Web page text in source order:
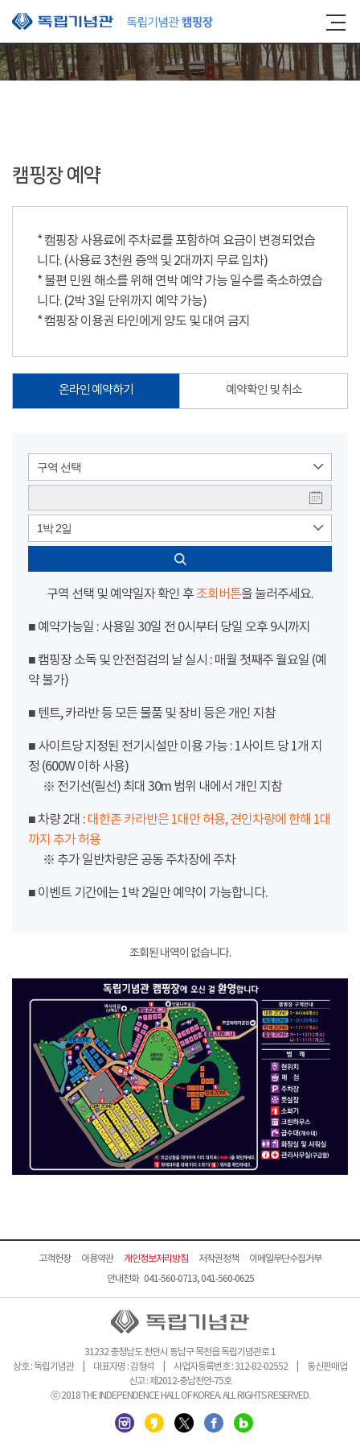
본문 바로가기
캠핑장 예약
* 캠핑장 사용료에 주차료를 포함하여 요금이 변경되었습
니다. (사용료 3천원 증액 및 2대까지 무료 입차)
* 불편 민원 해소를 위해 연박 예약 가능 일수를 축소하였습
니다. (2박 3일 단위까지 예약 가능)
* 캠핑장 이용권 타인에게 양도 및 대여 금지
온라인 예약하기 예약확인 및 취소
구역 선택
1박 2일
구역 선택 및 예약일자 확인 후 조회버튼을 눌러주세요.
■ 예약가능일 : 사용일 30일 전 0시부터 당일 오후 9시까지
■ 캠핑장 소독 및 안전점검의 날 실시 : 매월 첫째주 월요일 (예
약 불가)
■ 텐트, 카라반 등 모든 물품 및 장비 등은 개인 지참
■ 사이트당 지정된 전기시설만 이용 가능 : 1사이트 당 1개 지
정 (600W 이하 사용)
※ 전기선(릴선) 최대 30m 범위 내에서 개인 지참
■ 차량 2대 : 대한존 카라반은 1대만 허용, 견인차량에 한해 1대
까지 추가 허용
※ 추가 일반차량은 공동 주차장에 주차
■ 이벤트 기간에는 1박 2일만 예약이 가능합니다.
조회된 내역이 없습니다.
고객헌장 이용약관 개인정보처리방침 저작권정책
이메일무단수집거부
안내전화 041-560-0713, 041-560-0625
31232 충청남도 천안시 동남구 목천읍 독립기념관로 1
상호 : 독립기념관 | 대표자명 : 김형석 | 사업자등록번호 : 312-82-02552 | 통신판매업
신고 : 제2012-충남천안-75호
ⓒ 2018 THE INDEPENDENCE HALL OF KOREA. ALL RIGHTS RESERVED.